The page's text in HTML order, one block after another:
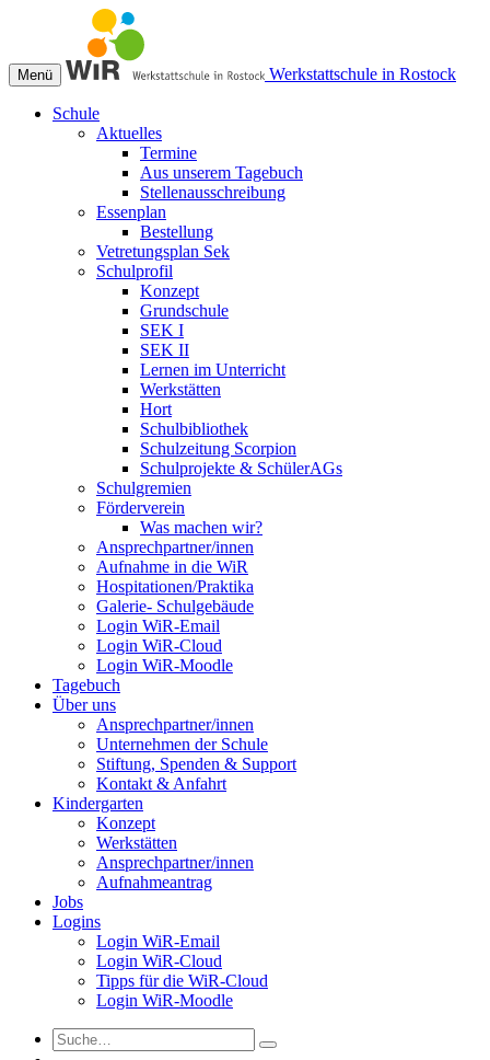
Menü Werkstattschule in Rostock
Schule
Aktuelles
Termine
Aus unserem Tagebuch
Stellenausschreibung
Essenplan
Bestellung
Vetretungsplan Sek
Schulprofil
Konzept
Grundschule
SEK I
SEK II
Lernen im Unterricht
Werkstätten
Hort
Schulbibliothek
Schulzeitung Scorpion
Schulprojekte & SchülerAGs
Schulgremien
Förderverein
Was machen wir?
Ansprechpartner/innen
Aufnahme in die WiR
Hospitationen/Praktika
Galerie- Schulgebäude
Login WiR-Email
Login WiR-Cloud
Login WiR-Moodle
Tagebuch
Über uns
Ansprechpartner/innen
Unternehmen der Schule
Stiftung, Spenden & Support
Kontakt & Anfahrt
Kindergarten
Konzept
Werkstätten
Ansprechpartner/innen
Aufnahmeantrag
Jobs
Logins
Login WiR-Email
Login WiR-Cloud
Tipps für die WiR-Cloud
Login WiR-Moodle